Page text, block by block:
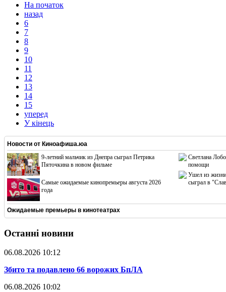
На початок
назад
6
7
8
9
10
11
12
13
14
15
уперед
У кінець
Новости от Киноафиша.юа
9-летний мальчик из Днепра сыграл Петрика
Пяточкина в новом фильме
Cамые ожидаемые кинопремьеры августа 2026
года
Светлана
помощи
Ушел из жизни
сыграл в
Ожидаемые премьеры в кинотеатрах
Останні новини
06.08.2026 10:12
​Збито та подавлено 66 ворожих БпЛА
06.08.2026 10:02